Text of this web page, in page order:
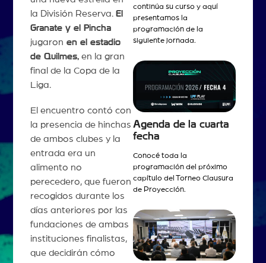
la División Reserva. El
Granate y el Pincha
jugaron en el estadio
de Quilmes,en la gran
final de la Copa de la
Liga.
El encuentro contó con
la presencia de hinchas
de ambos clubes y la
entrada era un
alimento no
perecedero, que fueron
recogidos durante los
días anteriores por las
fundaciones de ambas
instituciones finalistas,
que decidirán cómo
continúa su curso y aquí
presentamos la
programación de la
siguiente jornada.
Agenda de la cuarta
fecha
Conocé toda la
programación del próximo
capítulo del Torneo Clausura
de Proyección.